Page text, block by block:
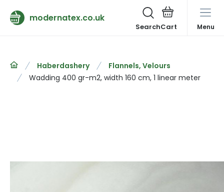
modernatex.co.uk
Search Menu
Haberdashery
Flannels, Velours
Wadding 400 gr-m2, width 160 cm, 1 linear meter